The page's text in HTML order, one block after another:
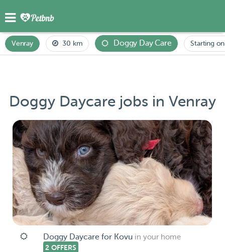
Venray 30 km Doggy Day Care Starting
Doggy Daycare jobs in Venray
Doggy Daycare for Kovu in your home
2 OFFERS